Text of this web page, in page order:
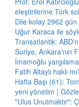
eleştirilerine Türk
Dile kolay 2962 gün
Uğur Karaca ile
Transatlantik:
Suriye, Ankara'nın
İmamoğlu
Fatih Altaylı haklı
Hafta Başı (61):
yeni yönetim |
"Ulus Unutmaktır":